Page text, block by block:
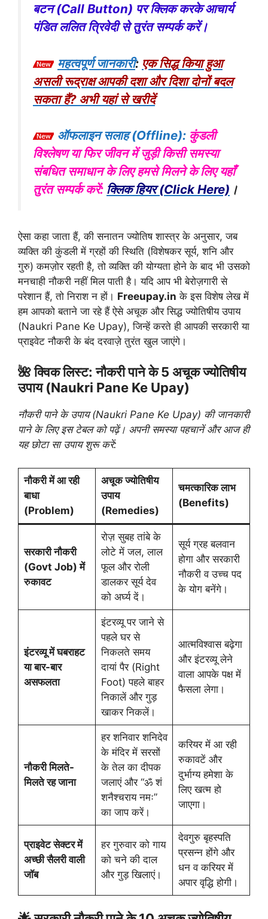
बटन (Call Button) पर क्लिक करके आचार्य
पंडित ललित त्रिवेदी से तुरंत सम्पर्क करें।
महत्वपूर्ण जानकारी: एक सिद्ध किया हुआ
असली रूद्राक्ष आपकी दशा और दिशा दोनों बदल
सकता हैं? अभी यहां से खरीदें
ऑफलाइन सलाह (Offline): कुंडली
विश्लेषण या फिर जीवन में जुड़ी किसी समस्या
संबधित समाधान के लिए हमसे मिलने के लिए यहाँ
तुरंत सम्पर्क करें: क्लिक हियर (Click Here) ।
ऐसा कहा जाता हैं, की सनातन ज्योतिष शास्त्र के अनुसार, जब
व्यक्ति की कुंडली में ग्रहों की स्थिति (विशेषकर सूर्य, शनि और
गुरु) कमज़ोर रहती है, तो व्यक्ति की योग्यता होने के बाद भी उसको
मनचाही नौकरी नहीं मिल पाती है। यदि आप भी बेरोज़गारी से
परेशान हैं, तो निराश न हों। Freeupay.in के इस विशेष लेख में
हम आपको बताने जा रहे हैं ऐसे अचूक और सिद्ध ज्योतिषीय उपाय
(Naukri Pane Ke Upay), जिन्हें करते ही आपकी सरकारी या
प्राइवेट नौकरी के बंद दरवाज़े तुरंत खुल जाएंगे।
🌺 क्विक लिस्ट: नौकरी पाने के 5 अचूक ज्योतिषीय
उपाय (Naukri Pane Ke Upay)
नौकरी पाने के उपाय (Naukri Pane Ke Upay) की जानकारी
पाने के लिए इस टेबल को पढ़ें। अपनी समस्या पहचानें और आज ही
यह छोटा सा उपाय शुरू करें:
नौकरी में आ रही
बाधा
(Problem)
अचूक ज्योतिषीय
उपाय
(Remedies)
चमत्कारिक लाभ
(Benefits)
सरकारी नौकरी
(Govt Job) में
रुकावट
रोज़ सुबह तांबे के
लोटे में जल, लाल
फूल और रोली
डालकर सूर्य देव
को अर्घ्य दें।
सूर्य ग्रह बलवान
होगा और सरकारी
नौकरी व उच्च पद
के योग बनेंगे।
इंटरव्यू में घबराहट
या बार-बार
असफलता
इंटरव्यू पर जाने से
पहले घर से
निकलते समय
दायां पैर (Right
Foot) पहले बाहर
निकालें और गुड़
खाकर निकलें।
आत्मविश्वास बढ़ेगा
और इंटरव्यू लेने
वाला आपके पक्ष में
फैसला लेगा।
नौकरी मिलते-
मिलते रह जाना
हर शनिवार शनिदेव
के मंदिर में सरसों
के तेल का दीपक
जलाएं और “ॐ शं
शनैश्चराय नमः”
का जाप करें।
करियर में आ रही
रुकावटें और
दुर्भाग्य हमेशा के
लिए खत्म हो
जाएगा।
प्राइवेट सेक्टर में
अच्छी सैलरी वाली
जॉब
हर गुरुवार को गाय
को चने की दाल
और गुड़ खिलाएं।
देवगुरु बृहस्पति
प्रसन्न होंगे और
धन व करियर में
अपार वृद्धि होगी।